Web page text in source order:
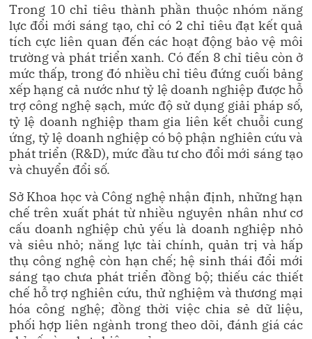
Trong 10 chỉ tiêu thành phần thuộc nhóm năng
lực đổi mới sáng tạo, chỉ có 2 chỉ tiêu đạt kết quả
tích cực liên quan đến các hoạt động bảo vệ môi
trường và phát triển xanh. Có đến 8 chỉ tiêu còn ở
mức thấp, trong đó nhiều chỉ tiêu đứng cuối bảng
xếp hạng cả nước như tỷ lệ doanh nghiệp được hỗ
trợ công nghệ sạch, mức độ sử dụng giải pháp số,
tỷ lệ doanh nghiệp tham gia liên kết chuỗi cung
ứng, tỷ lệ doanh nghiệp có bộ phận nghiên cứu và
phát triển (R&D), mức đầu tư cho đổi mới sáng tạo
và chuyển đổi số.
Sở Khoa học và Công nghệ nhận định, những hạn
chế trên xuất phát từ nhiều nguyên nhân như cơ
cấu doanh nghiệp chủ yếu là doanh nghiệp nhỏ
và siêu nhỏ; năng lực tài chính, quản trị và hấp
thụ công nghệ còn hạn chế; hệ sinh thái đổi mới
sáng tạo chưa phát triển đồng bộ; thiếu các thiết
chế hỗ trợ nghiên cứu, thử nghiệm và thương mại
hóa công nghệ; đồng thời việc chia sẻ dữ liệu,
phối hợp liên ngành trong theo dõi, đánh giá các